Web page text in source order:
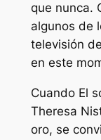
que nunca.
algunos de
televisión
en este
Cuando El
Theresa
oro, se